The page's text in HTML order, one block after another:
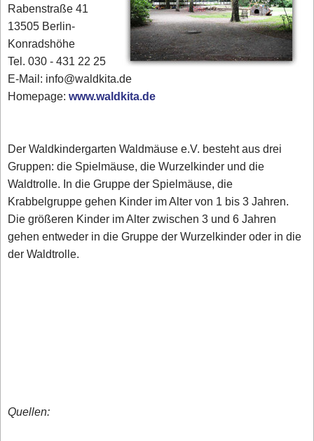
Rabenstraße 41
13505 Berlin-
Konradshöhe
Tel. 030 - 431 22 25‎
E-Mail: info@waldkita.de
Homepage:www.waldkita.de
Der Waldkindergarten Waldmäuse e.V. besteht aus drei
Gruppen: die Spielmäuse, die Wurzelkinder und die
Waldtrolle. In die Gruppe der Spielmäuse, die
Krabbelgruppe gehen Kinder im Alter von 1 bis 3 Jahren.
Die größeren Kinder im Alter zwischen 3 und 6 Jahren
gehen entweder in die Gruppe der Wurzelkinder oder in die
der Waldtrolle.
Quellen: